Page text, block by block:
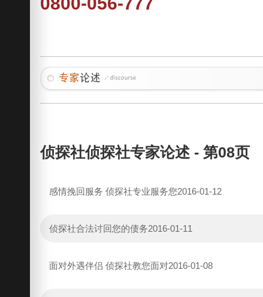
侦探社侦探社专家论述 - 第08页
感情挽回服务 侦探社专业服务您2016-01-12
侦探社合法讨回您的债务2016-01-11
面对外遇伴侣 侦探社教您面对2016-01-08